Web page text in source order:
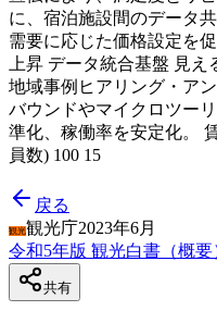
に、宿泊施設間のデータ
需要に応じた価格設定を
上昇 データ統合基盤 見
地域事例ヒアリング・ア
バウンドやマイクロツー
準化、稼働率を安定化。
員数) 100 15
戻る
観光観光庁2023年6月
令和5年版 観光白書（概要
共有